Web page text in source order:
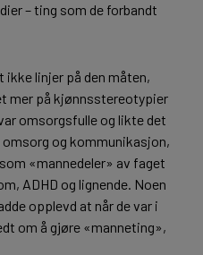
– ting som de forbandt
ikke linjer på den måten,
mer på kjønnsstereotypier
omsorgsfulle og likte det
og kommunikasjon,
«mannedeler» av faget
ADHD og lignende. Noen
opplevd at når de var i
om å gjøre «manneting»,